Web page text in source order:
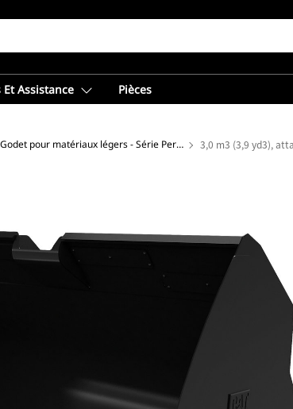
Et Assistance Pièces
Godet pour matériaux légers - Série Performance 3,0 m3 (3,9 yd3),